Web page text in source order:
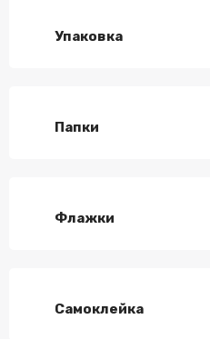
Упаковка
Папки
Флажки
Самоклейка